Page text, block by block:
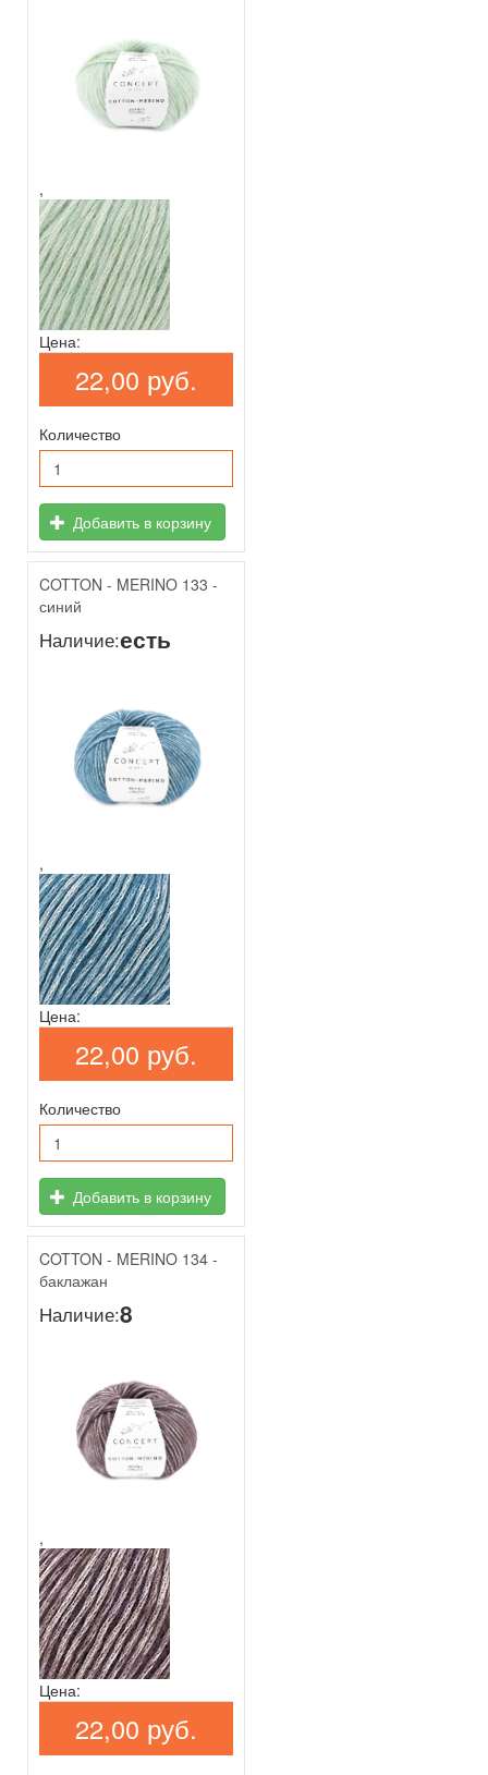
,
Цена:
22,00 руб.
Количество
Добавить в корзину
COTTON - MERINO 133 -
синий
Наличие:есть
,
Цена:
22,00 руб.
Количество
Добавить в корзину
COTTON - MERINO 134 -
баклажан
Наличие:8
,
Цена:
22,00 руб.